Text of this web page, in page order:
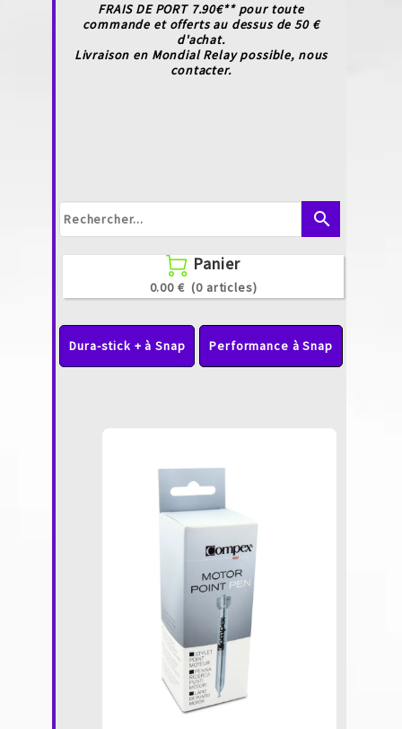
FRAIS DE PORT 7.90€** pour toute
commande et offerts au dessus de 50 €
d'achat.
Livraison en Mondial Relay possible, nous
contacter.
search
 Panier
0.00 € (0 articles)
Dura-stick + à Snap Performance à Snap